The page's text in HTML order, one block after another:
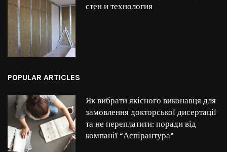
стен и технология
POPULAR ARTICLES
Як вибрати якісного виконавця для
замовлення докторської дисертації
та не переплатити: поради від
компанії “Аспірантура”